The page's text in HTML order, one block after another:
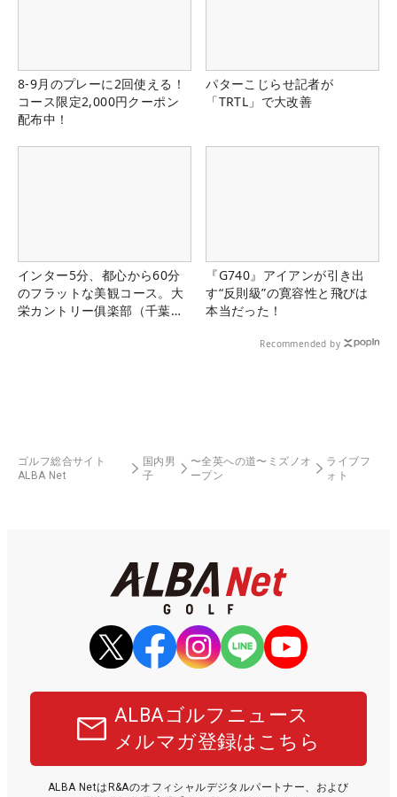
8-9月のプレーに2回使える！
コース限定2,000円クーポン
配布中！
パターこじらせ記者が
「TRTL」で大改善
インター5分、都心から60分
のフラットな美観コース。大
栄カントリー俱楽部（千葉
『G740』アイアンが引き出
す“反則級”の寛容性と飛びは
本当だった！
Recommended by
ゴルフ総合サイト
ALBA Net
国内男
子
〜全英への道〜ミズノオ
ープン
ライブフ
ォト
ALBAゴルフニュース
メルマガ登録はこちら
ALBA NetはR&Aのオフィシャルデジタルパートナー、および